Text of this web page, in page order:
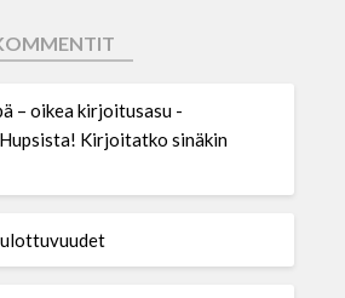
– oikea kirjoitusasu -
Hupsista! Kirjoitatko sinäkin